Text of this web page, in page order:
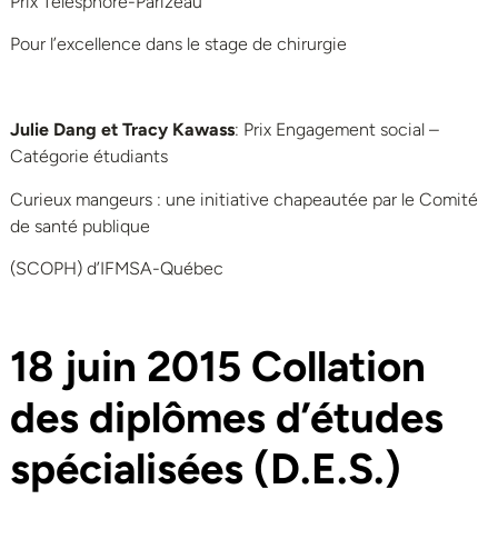
Pour l’excellence dans le stage de chirurgie
Julie Dang et Tracy Kawass: Prix Engagement social –
Catégorie étudiants
Curieux mangeurs : une initiative chapeautée par le Comité
de santé publique
(SCOPH) d’IFMSA-Québec
18 juin 2015 Collation
des diplômes d’études
spécialisées (D.E.S.)